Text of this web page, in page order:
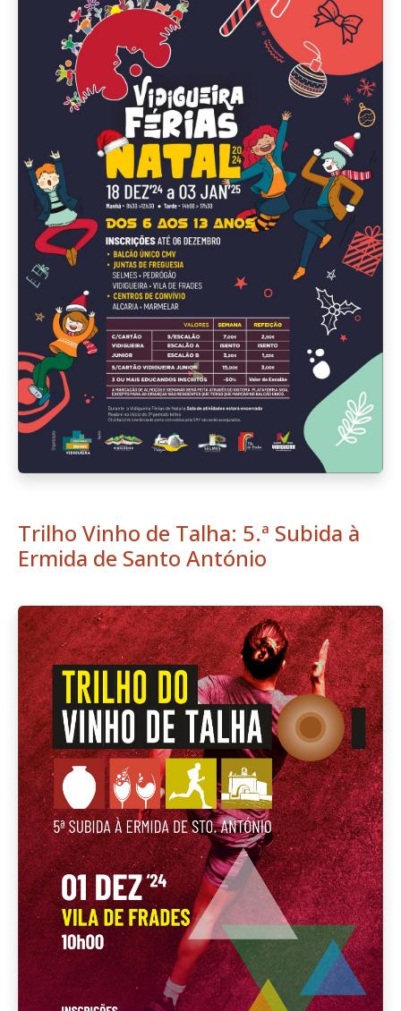
Trilho Vinho de Talha: 5.ª Subida à
Ermida de Santo António